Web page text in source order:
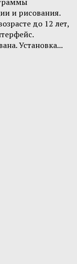
и рисования.
до 12 лет,
Установка...